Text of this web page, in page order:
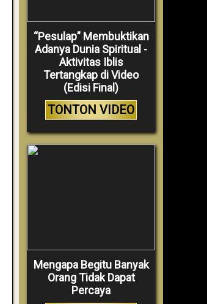
“Pesulap” Membuktikan
Adanya Dunia Spiritual -
Aktivitas Iblis
Tertangkap di Video
(Edisi Final)
TONTON VIDEO
Mengapa Begitu Banyak
Orang Tidak Dapat
Percaya